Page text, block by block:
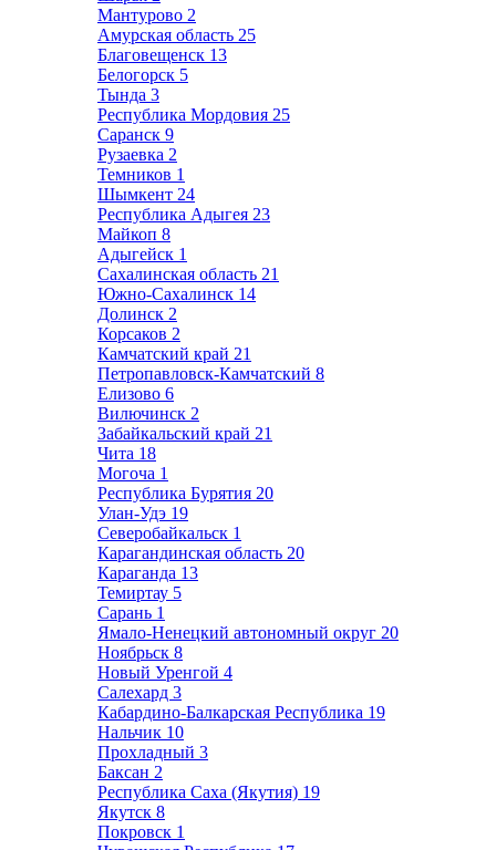
Мантурово 2
Амурская область 25
Благовещенск 13
Белогорск 5
Тында 3
Республика Мордовия 25
Саранск 9
Рузаевка 2
Темников 1
Шымкент 24
Республика Адыгея 23
Майкоп 8
Адыгейск 1
Сахалинская область 21
Южно-Сахалинск 14
Долинск 2
Корсаков 2
Камчатский край 21
Петропавловск-Камчатский 8
Елизово 6
Вилючинск 2
Забайкальский край 21
Чита 18
Могоча 1
Республика Бурятия 20
Улан-Удэ 19
Северобайкальск 1
Карагандинская область 20
Караганда 13
Темиртау 5
Сарань 1
Ямало-Ненецкий автономный округ 20
Ноябрьск 8
Новый Уренгой 4
Салехард 3
Кабардино-Балкарская Республика 19
Нальчик 10
Прохладный 3
Баксан 2
Республика Саха (Якутия) 19
Якутск 8
Покровск 1